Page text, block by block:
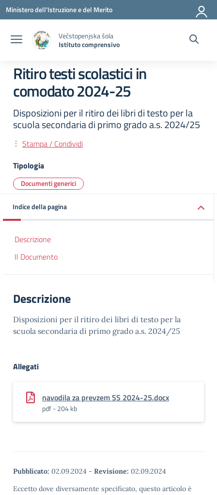
Vai ai contenuti
Vai al menu di navigazione
Vai al footer
Ministero dell'Istruzione e del Merito
Večstopenjska šola
Istituto comprensivo
Ritiro testi scolastici in
comodato 2024-25
Disposizioni per il ritiro dei libri di testo per la
scuola secondaria di primo grado a.s. 2024/25
Stampa / Condividi
Tipologia
Documenti generici
Indice della pagina
Descrizione
Il Documento
Descrizione
Disposizioni per il ritiro dei libri di testo per la
scuola secondaria di primo grado a.s. 2024/25
Allegati
navodila za prevzem SS 2024-25.docx
pdf - 204 kb
Pubblicato: 02.09.2024 - Revisione: 02.09.2024
Eccetto dove diversamente specificato, questo articolo è